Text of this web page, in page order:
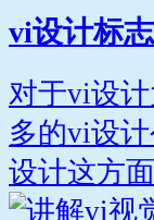
vi设计标
对于vi设
多的vi设
设计这方